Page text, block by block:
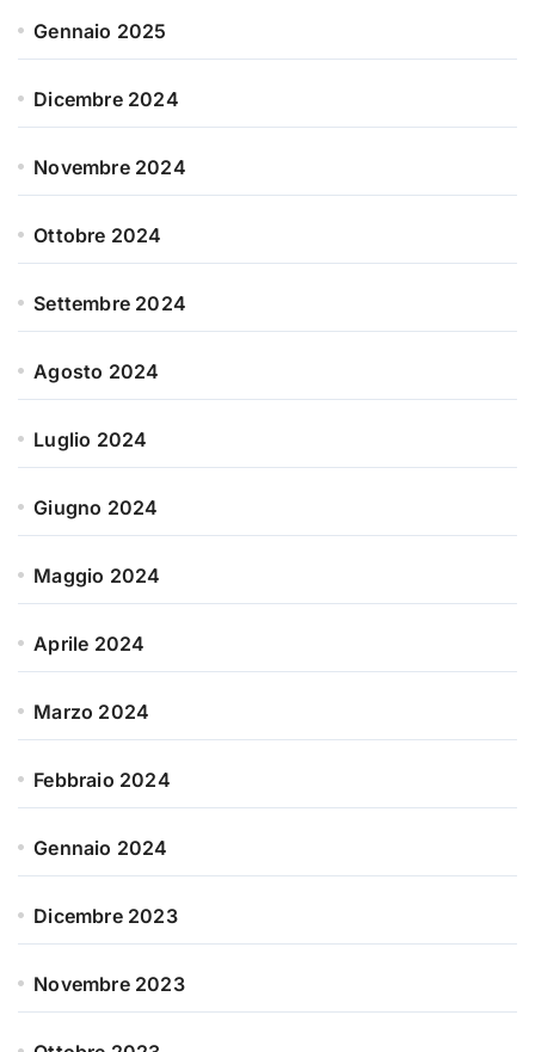
Gennaio 2025
Dicembre 2024
Novembre 2024
Ottobre 2024
Settembre 2024
Agosto 2024
Luglio 2024
Giugno 2024
Maggio 2024
Aprile 2024
Marzo 2024
Febbraio 2024
Gennaio 2024
Dicembre 2023
Novembre 2023